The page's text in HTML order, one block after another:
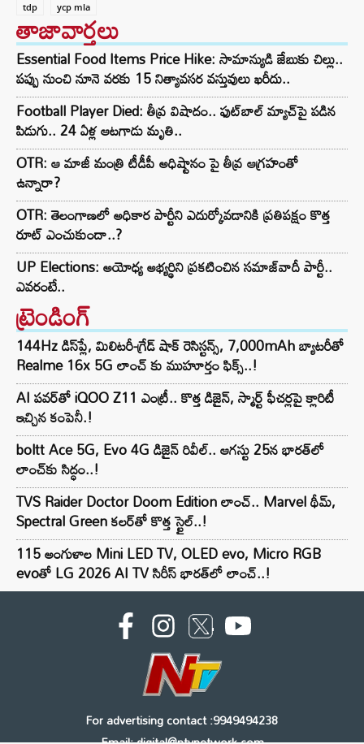
tdp
ycp mla
తాజావార్తలు
Essential Food Items Price Hike: సామాన్యుడి జేబుకు చిల్లు..
పప్పు నుంచి నూనె వరకు 15 నిత్యావసర వస్తువులు ఖరీదు..
Football Player Died: తీవ్ర విషాదం.. ఫుట్‌బాల్ మ్యాచ్‌పై పడిన
పిడుగు.. 24 ఏళ్ల ఆటగాడు మృతి..
OTR: ఆ మాజీ మంత్రి టీడీపీ అధిష్టానం పై తీవ్ర ఆగ్రహంతో
ఉన్నారా?
OTR: తెలంగాణలో అధికార పార్టీని ఎదుర్కోవడానికి ప్రతిపక్షం కొత్త
రూట్‌ ఎంచుకుందా..?
UP Elections: అయోధ్య అభ్యర్థిని ప్రకటించిన సమాజ్‌వాదీ పార్టీ..
ఎవరంటే..
ట్రెండింగ్‌
144Hz డిస్‌ప్లే, మిలిటరీ-గ్రేడ్ షాక్ రెసిస్టన్స్, 7,000mAh బ్యాటరీతో
Realme 16x 5G లాంచ్ కు ముహూర్తం ఫిక్స్..!
AI పవర్‌తో iQOO Z11 ఎంట్రీ.. కొత్త డిజైన్, స్మార్ట్ ఫీచర్లపై క్లారిటీ
ఇచ్చిన కంపెనీ.!
boltt Ace 5G, Evo 4G డిజైన్ రివీల్.. ఆగస్టు 25న భారత్‌లో
లాంచ్‌కు సిద్ధం..!
TVS Raider Doctor Doom Edition లాంచ్.. Marvel థీమ్,
Spectral Green కలర్‌తో కొత్త స్టైల్..!
115 అంగుళాల Mini LED TV, OLED evo, Micro RGB
evoతో LG 2026 AI TV సిరీస్ భారత్‌లో లాంచ్..!
For advertising contact :9949494238